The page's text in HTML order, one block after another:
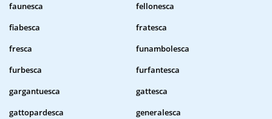
faunesca
fellonesca
fiabesca
fratesca
fresca
funambolesca
furbesca
furfantesca
gargantuesca
gattesca
gattopardesca
generalesca